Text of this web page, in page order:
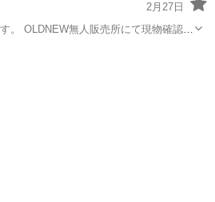
2月27日
。 OLDNEW無人販売所にて現物確認出